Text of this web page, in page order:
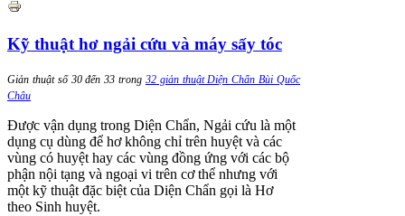
Kỹ thuật hơ ngải cứu và máy sấy tóc
Giản thuật số 30 đến 33 trong 32 giản thuật Diện Chẩn Bùi Quốc
Châu
Được vận dụng trong Diện Chẩn, Ngải cứu là một
dụng cụ dùng để hơ không chỉ trên huyệt và các
vùng có huyệt hay các vùng đồng ứng với các bộ
phận nội tạng và ngoại vi trên cơ thể nhưng với
một kỹ thuật đặc biệt của Diện Chẩn gọi là Hơ
theo Sinh huyệt.